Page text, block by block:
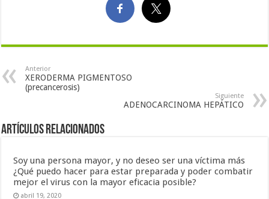
Anterior
XERODERMA PIGMENTOSO
(precancerosis)
Siguiente
ADENOCARCINOMA HEPÁTICO
Artículos Relacionados
Soy una persona mayor, y no deseo ser una víctima más
¿Qué puedo hacer para estar preparada y poder combatir
mejor el virus con la mayor eficacia posible?
abril 19, 2020